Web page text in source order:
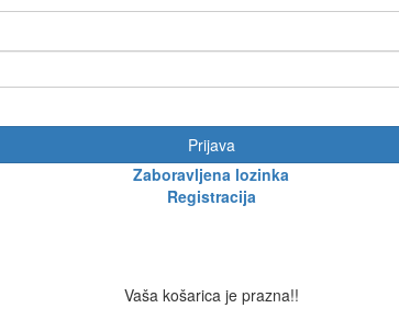
Prijava
Zaboravljena lozinka
Registracija
Vaša košarica je prazna!!